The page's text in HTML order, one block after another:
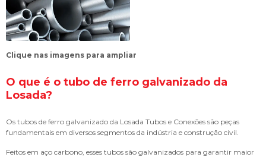
Clique nas imagens para ampliar
O que é o tubo de ferro galvanizado da
Losada?
Os tubos de ferro galvanizado da Losada Tubos e Conexões são peças
fundamentais em diversos segmentos da indústria e construção civil.
Feitos em aço carbono, esses tubos são galvanizados para garantir maior